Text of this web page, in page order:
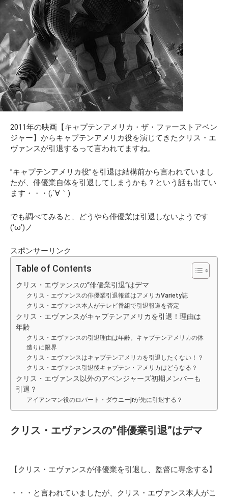
2011年の映画【キャプテンアメリカ・ザ・ファーストアベン
ジャー】からキャプテンアメリカ役を演じてきたクリス・エ
ヴァンスが引退するって言われてますね。
”キャプテンアメリカ役”を引退は結構前から言われていまし
たが、俳優業自体を引退してしまうかも？という話も出てい
ます・・・(;´∀｀)
でも調べてみると、どうやら俳優業は引退しないようです
(‘ω’)ノ
スポンサーリンク
Table of Contents
クリス・エヴァンスの”俳優業引退”はデマ
クリス・エヴァンスの俳優業引退報道はアメリカVariety誌
クリス・エヴァンス本人がテレビ番組で引退報道を否定
クリス・エヴァンスがキャプテンアメリカを引退！理由は
年齢
クリス・エヴァンスの引退理由は年齢。キャプテンアメリカの体
造りに限界
クリス・エヴァンスはキャプテンアメリカを引退したくない！？
クリス・エヴァンス引退後キャプテン・アメリカはどうなる？
クリス・エヴァンス以外のアベンジャーズ初期メンバーも
引退？
アイアンマン役のロバート・ダウニーjrが先に引退する？
クリス・エヴァンスの”俳優業引退”はデマ
【クリス・エヴァンスが俳優業を引退し、監督に専念する】
・・・と言われていましたが、クリス・エヴァンス本人がこ